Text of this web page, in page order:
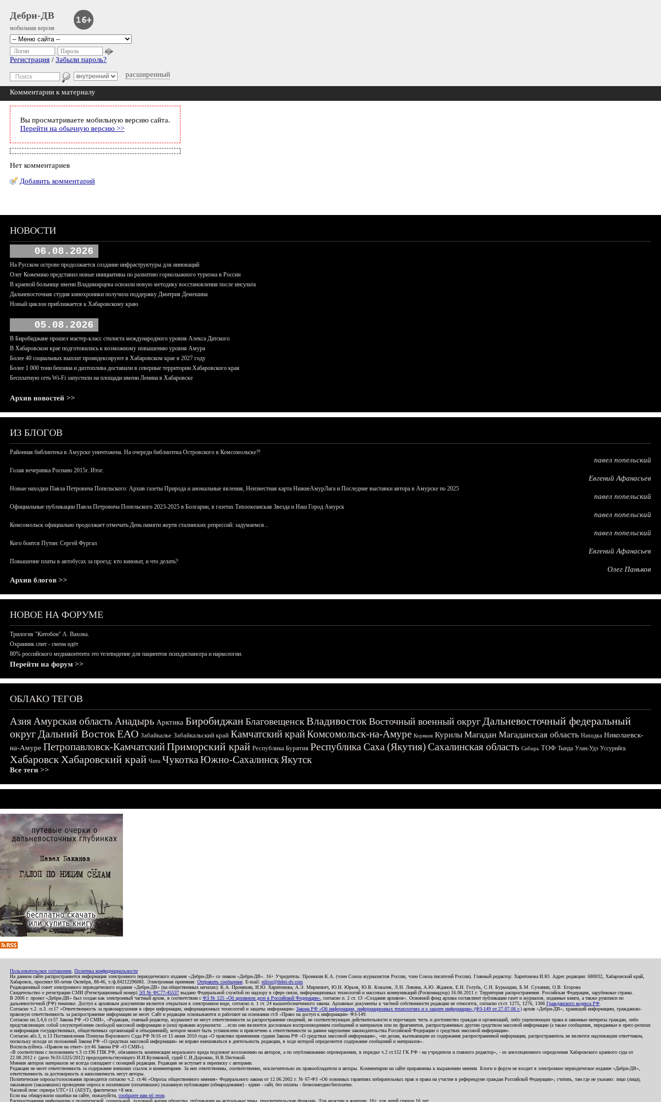
Дебри-ДВ
мобильная версия
расширенный
Логин Пароль
Регистрация / Забыли пароль?
Комментарии к материалу
Вы просматриваете мобильную версию сайта.
Перейти на обычную версию >>
Нет комментариев
Добавить комментарий
НОВОСТИ
06.08.2026
На Русском острове продолжается создание инфраструктуры для инноваций
Олег Кожемяко представил новые инициативы по развитию горнолыжного туризма в России
В краевой больнице имени Владимирцева освоили новую методику восстановления после инсульта
Дальневосточная студия кинохроники получила поддержку Дмитрия Демешина
Новый циклон приближается к Хабаровскому краю
05.08.2026
В Биробиджане прошел мастер-класс стилиста международного уровня Алекса Датского
В Хабаровском крае подготовились к возможному повышению уровня Амура
Более 40 социальных выплат проиндексируют в Хабаровском крае в 2027 году
Более 1 000 тонн бензина и дизтоплива доставили в северные территории Хабаровского края
Бесплатную сеть Wi-Fi запустили на площади имени Ленина в Хабаровске
Архив новостей >>
ИЗ БЛОГОВ
Районная библиотека в Амурске уничтожена. На очереди библиотека Островского в Комсомольске?!
павел попельский
Голая вечеринка Роснано 2015г. Итог.
Евгений Афанасьев
Новые находки Павла Петровича Попельского: Архив газеты Природа и аномальные явления, Неизвестная карта НижнеАмурЛага и Последние выставки автора в Амурске по 2025
павел попельский
Официальные публикации Павла Петровича Попельского 2023-2025 в Болгарии, в газетах Тихоокеанская Звезда и Наш Город Амурск
павел попельский
Комсомольск официально продолжает отмечать День памяти жертв сталинских репрессий: задумаемся...
павел попельский
Кого боится Путин: Сергей Фургал
Евгений Афанасьев
Повышение платы в автобусах за проезд: кто виноват, и что делать?
Олег Паньков
Архив блогов >>
НОВОЕ НА ФОРУМЕ
Трилогия "Китобои" А. Вахова.
Охранник спит - смена идёт
80% российского медиаконтента это телевидение для пациентов психдиспансера и наркологии.
Перейти на форум >>
ОБЛАКО ТЕГОВ
АзияАмурская область Анадырь Арктика БиробиджанБлаговещенскВладивостокВосточный военный округДальневосточный федеральный
округДальний ВостокЕАО Забайкалье Забайкальский край Камчатский крайКомсомольск-на-Амуре Корякия Курилы Магадан Магаданская область Находка Николаевск-
на-Амуре Петропавловск-КамчатскийПриморский край Республика Бурятия Республика Саха (Якутия) Сахалинская область Сибирь ТОФ Тында Улан-Удэ Уссурийск
ХабаровскХабаровский край Чита ЧукоткаЮжно-СахалинскЯкутск
Все теги >>
Пользовательское соглашение Политика конфиденциальности
На данном сайте распространяется информация электронного периодического издания «Дебри-ДВ» со знаком «Дебри-ДВ». 16+ Учредитель: Пронякин К.А. (член Союза журналистов России, член Союза писателей России). Главный редактор: Харитонова И.Ю. Адрес редакции: 680032, Хабаровский край,
Хабаровск, проспект 60-летия Октября, 88-46, т./ф.84212296081. Электронная приемная: Отправить сообщение . E-mail: editor@debri-dv.com
Редакционный совет электронного периодического издания «Дебри-ДВ» (на общественных началах): К.А. Пронякин, И.Ю. Харитонова, А.Э. Мирмович, Ю.Н. Юрьев, Ю.В. Ковалев, Л.Н. Левина, А.Ю. Жданов, Е.Н. Голубь, С.Н. Бурындин, Б.М. Сухинин, О.В. Егорова
Свидетельство о регистрации СМИ (Регистрационный номер) ЭЛ № ФС77-45537 выдано Федеральной службой по надзору в сфере связи, информационных технологий и массовых коммуникаций (Роскомнадзор) 16.06.2011 г. Территория распространения: Российская Федерация, зарубежные страны.
В 2006 г. проект «Дебри-ДВ» был создан как электронный частный архив, в соответствии с ФЗ № 125 «Об архивном деле в Российской Федерации» , согласно п. 2 ст. 13 «Создание архивов». Основной фонд архива составляют публикации газет и журналов, изданные книги, а также рукописи по
дальневосточной (РФ) тематике. Доступ к архивным документам является открытым в электронном виде, согласно п. 1 ст. 24 вышеобозначенного закона. Архивные документы к частной собственности редакции не относятся, согласно ст.ст. 1275, 1276, 1306 Гражданского кодекса РФ
Согласно ч.2. п.3. ст.17 «Ответственность за правонарушения в сфере информации, информационных технологий и защиты информации» Закона РФ «Об информации, информационных технологиях и о защите информации» (ФЗ-149 от 27.07.06 г.) архив «Дебри-ДВ», хранящий информацию, гражданско-
правовую ответственность за распространение информации не несет. Сайт и редакция основываются и работают на основании ст.8 «Право на доступ к информации» ФЗ-149.
Согласно пп.3,4,6 ст.57 Закона РФ «О СМИ», «Редакция, главный редактор, журналист не несут ответственности за распространение сведений, не соответствующих действительности и порочащих честь и достоинство граждан и организаций, либо ущемляющих права и законные интересы граждан, либо
представляющих собой злоупотребление свободой массовой информации и (или) правами журналиста: ...если они являются дословным воспроизведением сообщений и материалов или их фрагментов, распространенных другим средством массовой информации (а также сообщения, переданные в пресс-релизах
и информация государственных, общественных организаций и объединений), которое может быть установлено и привлечено к ответственности за данное нарушение законодательства Российской Федерации о средствах массовой информации».
Согласно абз.3, п.13 Постановления Пленума Верховного Суда РФ №16 от 15 июня 2010 года «О практике применения судами Закона РФ «О средствах массовой информации», «по делам, вытекающим из содержания распространенной информации, распространитель не является надлежащим ответчиком,
поскольку исходя из положений Закона РФ «О средствах массовой информации» не вправе вмешиваться в деятельность редакции, в ходе которой определяется содержание сообщений и материалов».
Воспользуйтесь «Правом на ответ» (ст.46 Закона РФ «О СМИ»).
«В соответствии с положением ч.3 ст.196 ГПК РФ, обязанность компенсации морального вреда подлежит возложению на авторов, а по опубликованию опровержения, в порядке ч.2 ст.152 ГК РФ - на учредителя и главного редактор», - из апелляционного определения Хабаровского краевого суда от
22.08.2012 г. (дело №33-5325/2012) председательствующего И.И.Куликовой, судей С.И.Дорожко, Н.В.Пестовой.
Мнения авторов материалов не всегда совпадают с позицией редакции. Редакция не вступает в переписку с авторами.
Редакция не несет ответственность за содержание внешних ссылок и комментариев. За них ответственны, соответственно, исключительно их правообладатели и авторы. Комментарии на сайте приравнены к выражению мнения. Блоги и форум не входят в электронное периодическое издание «Дебри-ДВ»,
ответственность за достоверность и наполняемость несут авторы.
Политические опросы/голосования проводятся согласно ч.2. ст.46 «Опросы общественного мнения» Федерального закона от 12.06.2002 г. № 67-ФЗ «Об основных гарантиях избирательных прав и права на участие в референдуме граждан Российской Федерации»; считать, там где не указано: лицо (лица),
заказавшее (заказавших) проведение опроса и оплатившее (оплативших) указанную публикацию (обнародование) - едино - сайт, без оплаты - безвозмездно/бесплатно.
Часовой пояс сервера UTC+11 (AEST), фактически +8 мск.
Если вы обнаружили ошибки на сайте, пожалуйста, сообщите нам об этом
Распространение информации о политической, социальной, духовной жизни общества, публикации на актуальные темы, просветительские функции. Для мужчин и женщин. 16+ для детей старше 16 лет.